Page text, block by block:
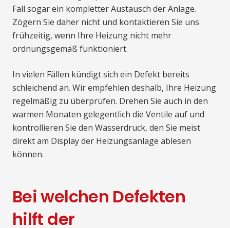
Fall sogar ein kompletter Austausch der Anlage.
Zögern Sie daher nicht und kontaktieren Sie uns
frühzeitig, wenn Ihre Heizung nicht mehr
ordnungsgemäß funktioniert.
In vielen Fällen kündigt sich ein Defekt bereits
schleichend an. Wir empfehlen deshalb, Ihre Heizung
regelmäßig zu überprüfen. Drehen Sie auch in den
warmen Monaten gelegentlich die Ventile auf und
kontrollieren Sie den Wasserdruck, den Sie meist
direkt am Display der Heizungsanlage ablesen
können.
Bei welchen Defekten
hilft der